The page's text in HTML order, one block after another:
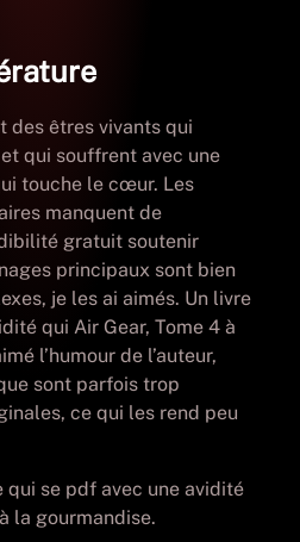
des êtres vivants qui
qui souffrent avec une
touche le cœur. Les
manquent de
gratuit soutenir
principaux sont bien
je les ai aimés. Un livre
qui Air Gear, Tome 4 à
l’humour de l’auteur,
sont parfois trop
ce qui les rend peu
qui se pdf avec une avidité
la gourmandise.